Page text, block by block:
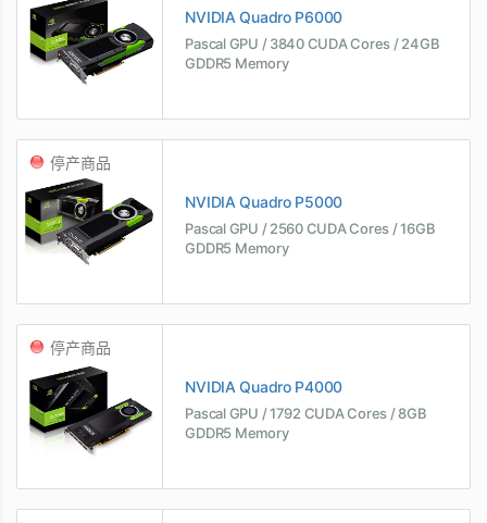
NVIDIA Quadro P6000
Pascal GPU / 3840 CUDA Cores / 24GB
GDDR5 Memory
停产商品
NVIDIA Quadro P5000
Pascal GPU / 2560 CUDA Cores / 16GB
GDDR5 Memory
停产商品
NVIDIA Quadro P4000
Pascal GPU / 1792 CUDA Cores / 8GB
GDDR5 Memory